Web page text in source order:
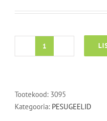
Pesugeel
Tootekood: 3095
Kategooria: PESUGEELID